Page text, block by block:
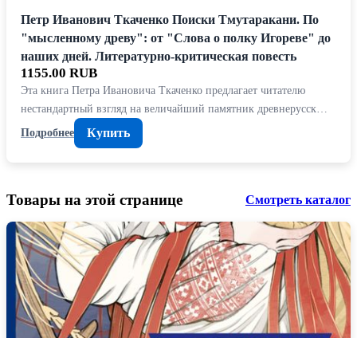
Петр Иванович Ткаченко Поиски Тмутаракани. По
"мысленному древу": от "Слова о полку Игореве" до
наших дней. Литературно-критическая повесть
1155.00 RUB
Эта книга Петра Ивановича Ткаченко предлагает читателю
нестандартный взгляд на величайший памятник древнерусск…
Подробнее
Купить
Товары на этой странице Смотреть каталог